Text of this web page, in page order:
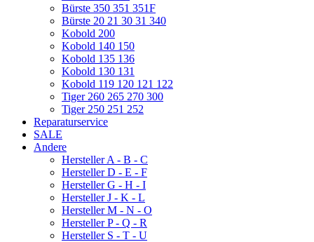
Bürste 350 351 351F
Bürste 20 21 30 31 340
Kobold 200
Kobold 140 150
Kobold 135 136
Kobold 130 131
Kobold 119 120 121 122
Tiger 260 265 270 300
Tiger 250 251 252
Reparaturservice
SALE
Andere
Hersteller A - B - C
Hersteller D - E - F
Hersteller G - H - I
Hersteller J - K - L
Hersteller M - N - O
Hersteller P - Q - R
Hersteller S - T - U